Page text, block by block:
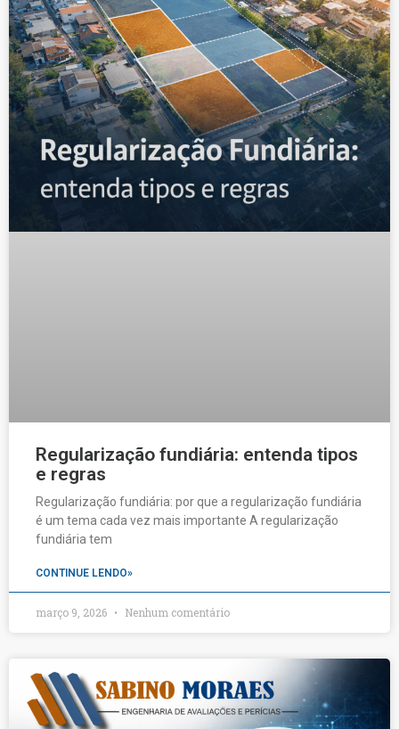
Regularização fundiária: entenda tipos
e regras
Regularização fundiária: por que a regularização fundiária
é um tema cada vez mais importante A regularização
fundiária tem
CONTINUE LENDO»
março 9, 2026 Nenhum comentário